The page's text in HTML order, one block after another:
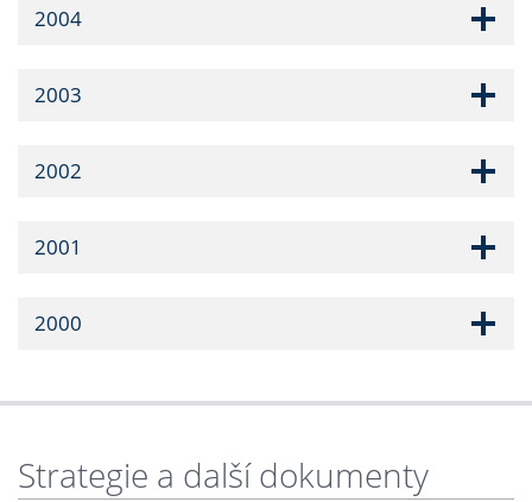
2004
2003
2002
2001
2000
Strategie a další dokumenty